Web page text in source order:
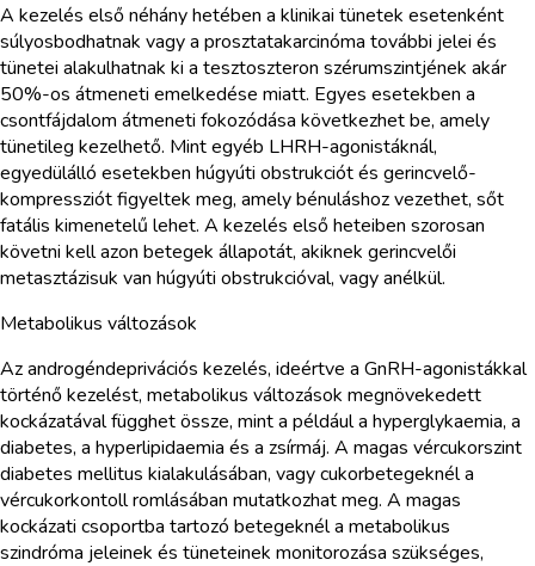
A kezelés első néhány hetében a klinikai tünetek esetenként
súlyosbodhatnak vagy a prosztatakarcinóma további jelei és
tünetei alakulhatnak ki a tesztoszteron szérumszintjének akár
50%-os átmeneti emelkedése miatt. Egyes esetekben a
csontfájdalom átmeneti fokozódása következhet be, amely
tünetileg kezelhető. Mint egyéb LHRH-agonistáknál,
egyedülálló esetekben húgyúti obstrukciót és gerincvelő-
kompressziót figyeltek meg, amely bénuláshoz vezethet, sőt
fatális kimenetelű lehet. A kezelés első heteiben szorosan
követni kell azon betegek állapotát, akiknek gerincvelői
metasztázisuk van húgyúti obstrukcióval, vagy anélkül.
Metabolikus változások
Az androgéndeprivációs kezelés, ideértve a GnRH-agonistákkal
történő kezelést, metabolikus változások megnövekedett
kockázatával függhet össze, mint a például a hyperglykaemia, a
diabetes, a hyperlipidaemia és a zsírmáj. A magas vércukorszint
diabetes mellitus kialakulásában, vagy cukorbetegeknél a
vércukorkontoll romlásában mutatkozhat meg. A magas
kockázati csoportba tartozó betegeknél a metabolikus
szindróma jeleinek és tüneteinek monitorozása szükséges,